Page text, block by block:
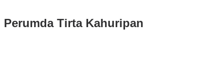
Perumda Tirta Kahuripan